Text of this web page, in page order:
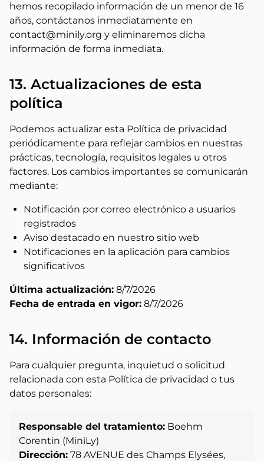
hemos recopilado información de un menor de 16
años, contáctanos inmediatamente en
contact@minily.org y eliminaremos dicha
información de forma inmediata.
13. Actualizaciones de esta
política
Podemos actualizar esta Política de privacidad
periódicamente para reflejar cambios en nuestras
prácticas, tecnología, requisitos legales u otros
factores. Los cambios importantes se comunicarán
mediante:
Notificación por correo electrónico a usuarios
registrados
Aviso destacado en nuestro sitio web
Notificaciones en la aplicación para cambios
significativos
Última actualización: 8/7/2026
Fecha de entrada en vigor: 8/7/2026
14. Información de contacto
Para cualquier pregunta, inquietud o solicitud
relacionada con esta Política de privacidad o tus
datos personales:
Responsable del tratamiento: Boehm
Corentin (MiniLy)
Dirección: 78 AVENUE des Champs Elysées,